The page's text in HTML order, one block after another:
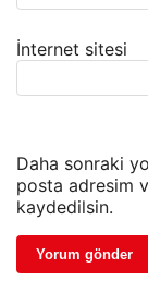
İnternet sitesi
Daha sonraki
posta adresim
kaydedilsin.